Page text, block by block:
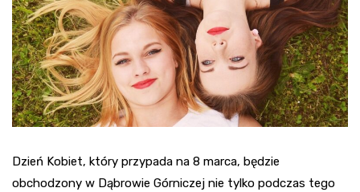
Dzień Kobiet, który przypada na 8 marca, będzie
obchodzony w Dąbrowie Górniczej nie tylko podczas tego